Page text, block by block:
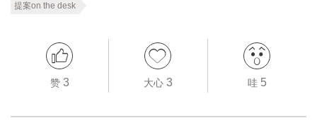
提案on the desk
赞 3 大心 3 哇 5